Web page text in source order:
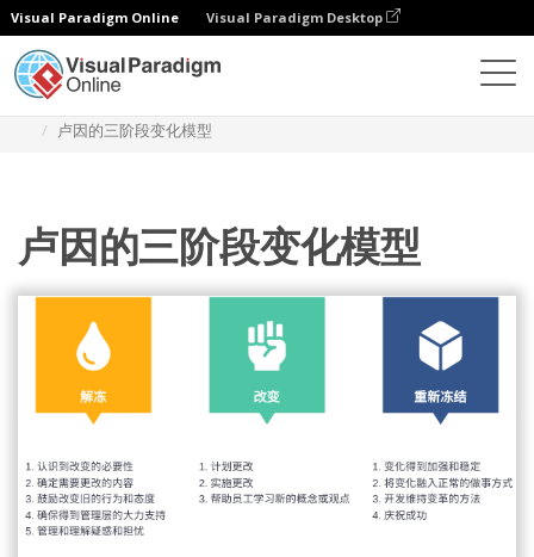
Visual Paradigm Online Visual Paradigm Desktop
卢因的三阶段变化模型
卢因的三阶段变化模型